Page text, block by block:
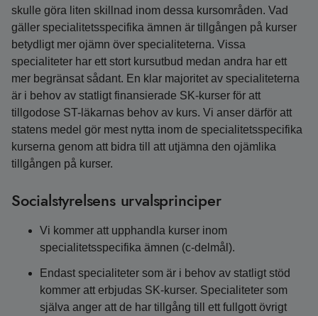
skulle göra liten skillnad inom dessa kursområden. Vad
gäller specialitetsspecifika ämnen är tillgången på kurser
betydligt mer ojämn över specialiteterna. Vissa
specialiteter har ett stort kursutbud medan andra har ett
mer begränsat sådant. En klar majoritet av specialiteterna
är i behov av statligt finansierade SK-kurser för att
tillgodose ST-läkarnas behov av kurs. Vi anser därför att
statens medel gör mest nytta inom de specialitetsspecifika
kurserna genom att bidra till att utjämna den ojämlika
tillgången på kurser.
Socialstyrelsens urvalsprinciper
Vi kommer att upphandla kurser inom
specialitetsspecifika ämnen (c-delmål).
Endast specialiteter som är i behov av statligt stöd
kommer att erbjudas SK-kurser. Specialiteter som
själva anger att de har tillgång till ett fullgott övrigt